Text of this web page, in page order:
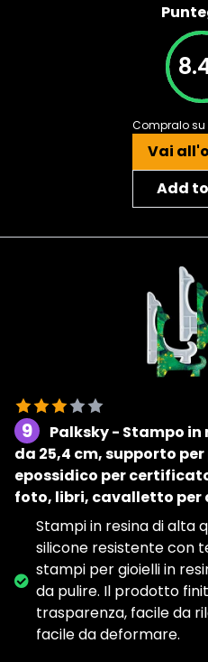
Compralo su
Vai
Add
9
Palksky - Stampo
da 25,4 cm, supporto
epossidico per
foto, libri, cavalletto per
Stampi in resina di alta
silicone resistente con
stampi per gioielli in
da pulire. Il prodotto
trasparenza, facile da
facile da deformare.